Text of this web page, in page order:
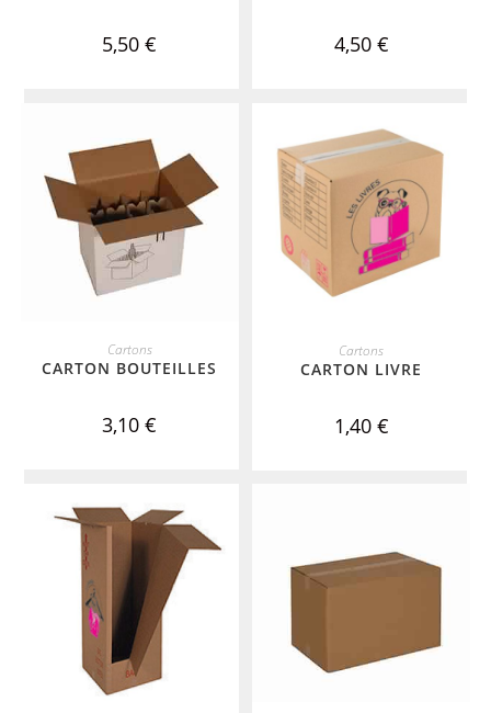
5,50€ 4,50 €
ADD TO CART
Cartons
CARTON BOUTEILLES
3,10€
ADD TO CART
Cartons
CARTON LIVRE
1,40 €